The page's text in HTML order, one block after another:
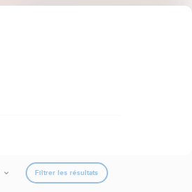
Filtrer les résultats